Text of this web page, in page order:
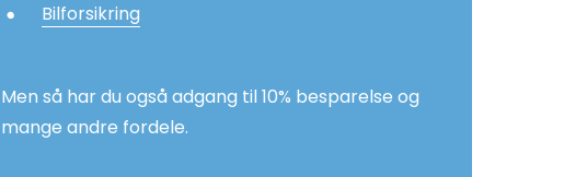
Bilforsikring
Men så har du også adgang til 10% besparelse og
mange andre fordele.